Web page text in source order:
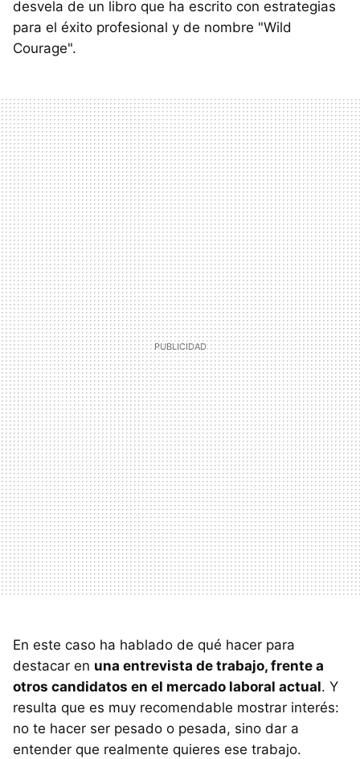
desvela de un libro que ha escrito con estrategias
para el éxito profesional y de nombre "Wild
Courage".
En este caso ha hablado de qué hacer para
destacar en una entrevista de trabajo, frente a
otros candidatos en el mercado laboral actual. Y
resulta que es muy recomendable mostrar interés:
no te hacer ser pesado o pesada, sino dar a
entender que realmente quieres ese trabajo.